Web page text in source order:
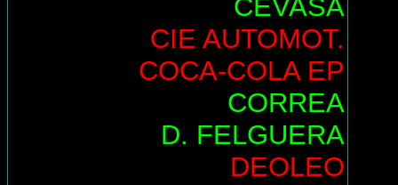
CEVASA
CIE AUTOMOT.
COCA-COLA EP
CORREA
D. FELGUERA
DEOLEO